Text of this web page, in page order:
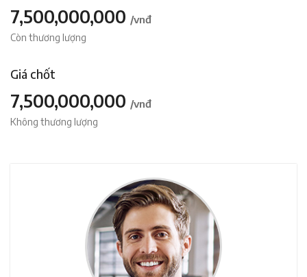
7,500,000,000 /vnđ
Còn thương lượng
Giá chốt
7,500,000,000 /vnđ
Không thương lượng